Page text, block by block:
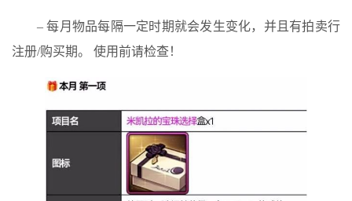
– 每月物品每隔一定时期就会发生变化，并且有拍卖行
注册/购买期。 使用前请检查！